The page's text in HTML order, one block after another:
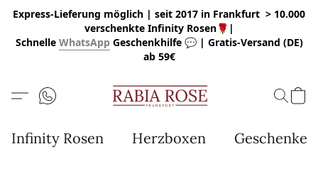
Express-Lieferung möglich | seit 2017 in Frankfurt > 10.000
verschenkte Infinity Rosen🌹|
Schnelle WhatsApp Geschenkhilfe 💬 | Gratis-Versand (DE)
ab 59€
Infinity Rosen Herzboxen Geschenke